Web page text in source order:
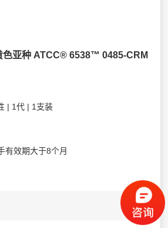
色亚种 ATCC® 6538™ 0485-CRM
| 1代 | 1支装
有效期大于8个月